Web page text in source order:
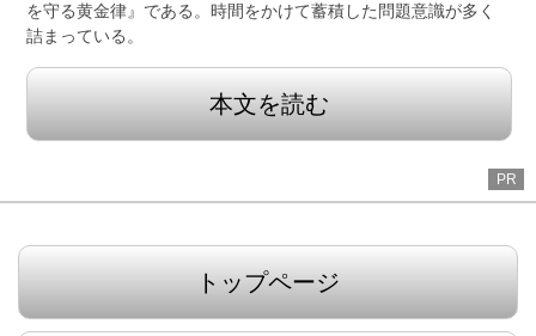
を守る黄金律』である。時間をかけて蓄積した問題意識が多く
詰まっている。
本文を読む
PR
トップページ